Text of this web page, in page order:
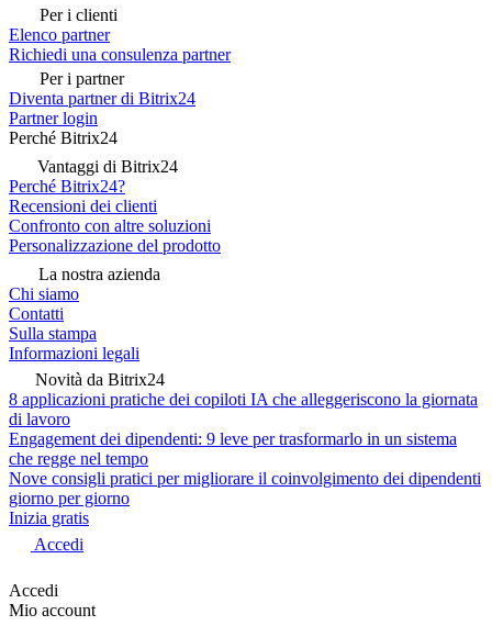
Per i clienti
Elenco partner
Richiedi una consulenza partner
Per i partner
Diventa partner di Bitrix24
Partner login
Perché Bitrix24
Vantaggi di Bitrix24
Perché Bitrix24?
Recensioni dei clienti
Confronto con altre soluzioni
Personalizzazione del prodotto
La nostra azienda
Chi siamo
Contatti
Sulla stampa
Informazioni legali
Novità da Bitrix24
8 applicazioni pratiche dei copiloti IA che alleggeriscono la giornata
di lavoro
Engagement dei dipendenti: 9 leve per trasformarlo in un sistema
che regge nel tempo
Nove consigli pratici per migliorare il coinvolgimento dei dipendenti
giorno per giorno
Inizia gratis
Accedi
Accedi
Mio account